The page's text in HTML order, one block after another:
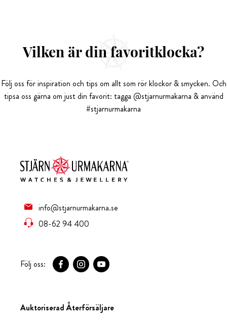
Vilken är din favoritklocka?
Följ oss för inspiration och tips om allt som rör klockor & smycken. Och
tipsa oss gärna om just din favorit: tagga @stjarnurmakarna & använd
#stjarnurmakarna
info@stjarnurmakarna.se
08-62 94 400
Följ oss:
Auktoriserad Återförsäljare